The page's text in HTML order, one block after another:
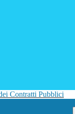
Contratti Pubblici